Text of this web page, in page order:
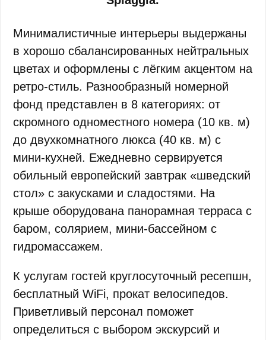
Минималистичные интерьеры выдержаны
в хорошо сбалансированных нейтральных
цветах и оформлены с лёгким акцентом на
ретро-стиль. Разнообразный номерной
фонд представлен в 8 категориях: от
скромного одноместного номера (10 кв. м)
до двухкомнатного люкса (40 кв. м) с
мини-кухней. Ежедневно сервируется
обильный европейский завтрак «шведский
стол» с закусками и сладостями. На
крыше оборудована панорамная терраса с
баром, солярием, мини-бассейном с
гидромассажем.
К услугам гостей круглосуточный ресепшн,
бесплатный WiFi, прокат велосипедов.
Приветливый персонал поможет
определиться с выбором экскурсий и